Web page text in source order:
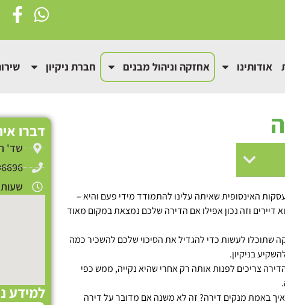
אודותינו אחזקה וניהול מבנים חברת ניקיון
האינסופית שאיתה עלינו להתמודד מידי פעם והיא –
וזה נכון אפילו אם הדירה שלכם נמצאת במקום מאוד
שתוכלו לעשות כדי להגדיל את הסיכוי שלכם להשכיר כמה
בניקיון.
צריכים לפנות אותה רק אחרי שהיא נקייה, ממש כפי
באמת מנקים דירה? זה לא משנה אם מדובר על דירה
דברו
שד'
שעות
למידע